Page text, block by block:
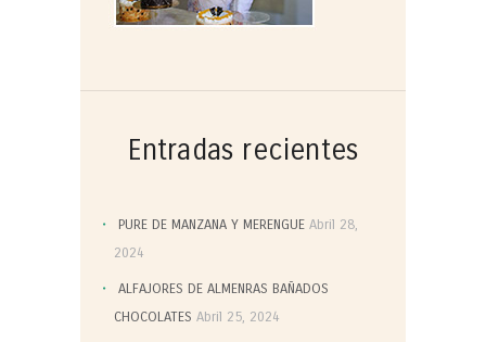
Entradas recientes
PURE DE MANZANA Y MERENGUE Abril 28,
2024
ALFAJORES DE ALMENRAS BAÑADOS
CHOCOLATES Abril 25, 2024